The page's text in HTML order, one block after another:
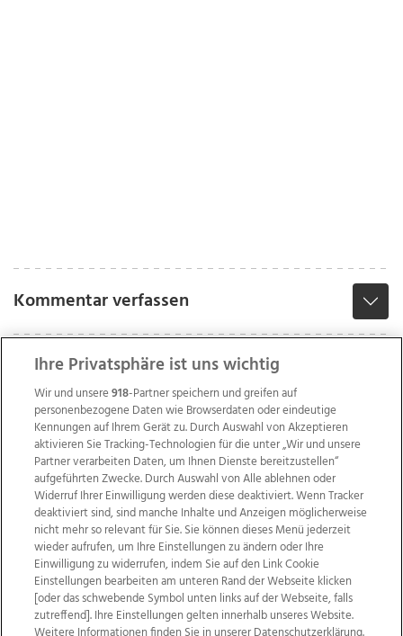
Kommentar verfassen
Wir über uns Mediadaten Kontakt
Jobs
Datenschutz
Impressum
AGB Anzeigekunden
AGB Website
Ehrenkodex Politische Werbung
Ihre Privatsphäre ist uns wichtig
Wir und unsere918-Partner speichern und greifen auf
personenbezogene Daten wie Browserdaten oder eindeutige
Kennungen auf Ihrem Gerät zu. Durch Auswahl von Akzeptieren
aktivieren Sie Tracking-Technologien für die unter „Wir und unsere
Partner verarbeiten Daten, um Ihnen Dienste bereitzustellen“
aufgeführten Zwecke. Durch Auswahl von Alle ablehnen oder
Widerruf Ihrer Einwilligung werden diese deaktiviert. Wenn Tracker
deaktiviert sind, sind manche Inhalte und Anzeigen möglicherweise
nicht mehr so relevant für Sie. Sie können dieses Menü jederzeit
wieder aufrufen, um Ihre Einstellungen zu ändern oder Ihre
Einwilligung zu widerrufen, indem Sie auf den Link Cookie
Einstellungen bearbeiten am unteren Rand der Webseite klicken
[oder das schwebende Symbol unten links auf der Webseite, falls
zutreffend]. Ihre Einstellungen gelten innerhalb unseres Website.